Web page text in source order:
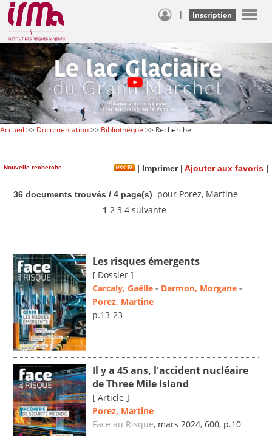
| Inscription
Accueil >> Documentation>> Bibliothèque >> Recherche
Nouvelle recherche | Imprimer| Ajouter aux favoris |
36 documents trouvés / 4 page(s)
pour Porez, Martine
1 2 3 4 suivante
Les risques émergents
[ Dossier ]
Carcaly, Gaëlle - Darmon, Morgane -
Porez, Martine
p.13-23
Il y a 45 ans, l'accident nucléaire
de Three Mile Island
[ Article ]
Porez, Martine
Face au Risque, mars 2024, 600, p.10